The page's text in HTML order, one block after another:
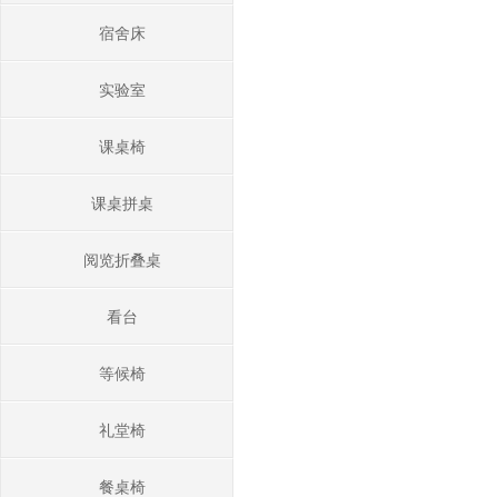
宿舍床
实验室
课桌椅
课桌拼桌
阅览折叠桌
看台
等候椅
礼堂椅
餐桌椅